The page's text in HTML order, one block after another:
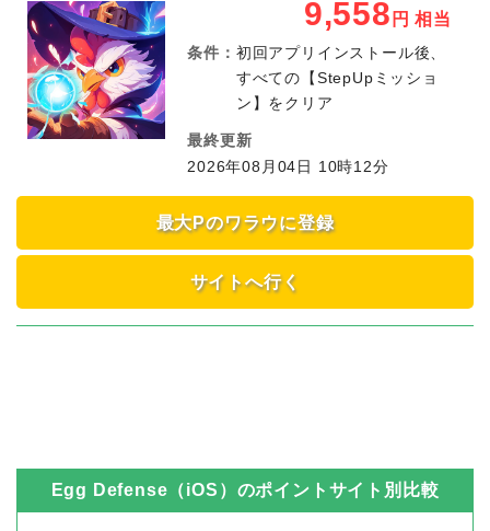
9,558 円 相当
条件： 初回アプリインストール後、
すべての【StepUpミッショ
ン】をクリア
最終更新
2026年08月04日 10時12分
最大Pのワラウに登録
サイトへ行く
Egg Defense（iOS） のポイントサイト別比較